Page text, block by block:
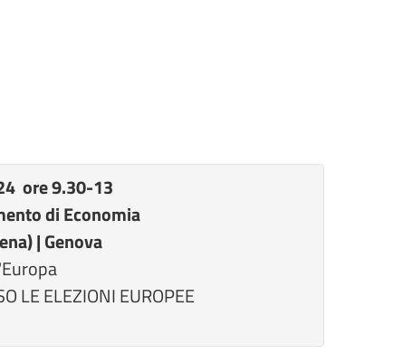
ore 9.30-13
di Economia
| Genova
LE ELEZIONI EUROPEE